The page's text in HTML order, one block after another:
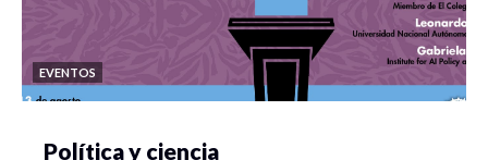
EVENTOS
Política y ciencia